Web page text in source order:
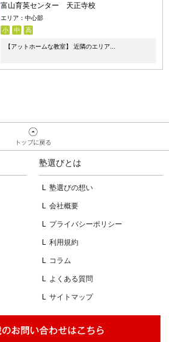
富山育英センター 天正寺校
エリア：中心部
小
中 高
【アットホームな教室】 近隣のエリア...
塾選びとは
塾選びの想い
会社概要
プライバシーポリシー
利用規約
コラム
よくある質問
サイトマップ